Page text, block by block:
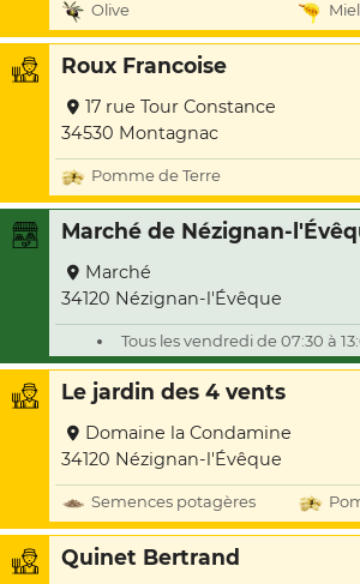
Olive Miel
Roux Francoise
17 rue Tour Constance
34530 Montagnac
Pomme de Terre
Marché de Nézignan-
Marché
34120 Nézignan-l'Évêque
Tous les vendredi de 07:30 à
Le jardin des 4 vents
Domaine la Condamine
34120 Nézignan-l'Évêque
Semences potagères
Quinet Bertrand